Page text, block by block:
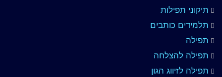
תיקוני תפילות
תלמידים כותבים
תפילה
תפילה להצלחה
תפילה לזיווג הגון